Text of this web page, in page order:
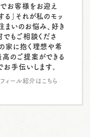
お客様をお迎え
る」それが私のモッ
まいのお悩み、好き
でもご相談くださ
家に抱く理想や希
のご提案ができる
お手伝いします。
ール紹介はこちら